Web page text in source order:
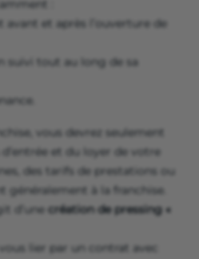
:
avant et après l’ouverture de
suivi tout au long de sa
vous devrez seulement
et du loyer de votre
des tarifs de prestations ou
à la franchise.
d’une création de pressing «
lier par un contrat avec